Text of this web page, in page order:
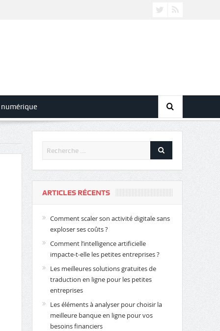
ARTICLES RÉCENTS
Comment scaler son activité digitale sans
exploser ses coûts ?
Comment l’intelligence artificielle
impacte-t-elle les petites entreprises ?
Les meilleures solutions gratuites de
traduction en ligne pour les petites
entreprises
Les éléments à analyser pour choisir la
meilleure banque en ligne pour vos
besoins financiers